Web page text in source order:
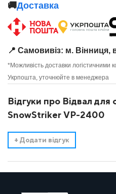
🚚Доставка
📍 Самовивіз: м. Вінниця,
*Можливість доставки логістичними
Укрпошта, уточнюйте в менеджера
Відгуки про Відвал для
SnowStriker VP-2400
+ Додати відгук